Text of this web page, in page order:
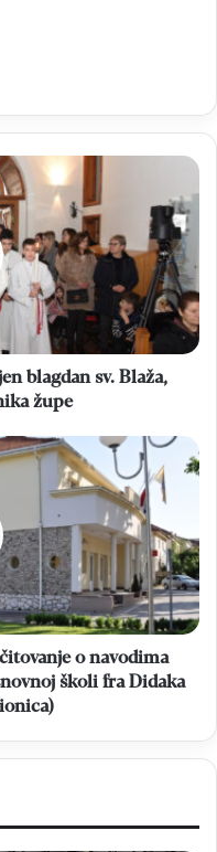
blagdan sv. Blaža,
župe
o navodima
školi fra Didaka